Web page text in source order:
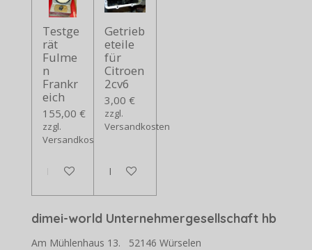
Testge
rät
Fulme
n
Frankr
eich
155,00 €
zzgl.
Versandkosten
In den Warenkorb
Getrieb
eteile
für
Citroen
2cv6
3,00 €
zzgl.
Versandkosten
In den Warenkorb
dimei-world Unternehmergesellschaft hb
Am Mühlenhaus 13. 52146 Würselen